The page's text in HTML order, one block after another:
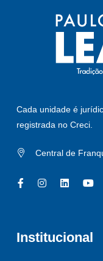
Cada unidade é
registrada no Creci.
Central de
Institucional